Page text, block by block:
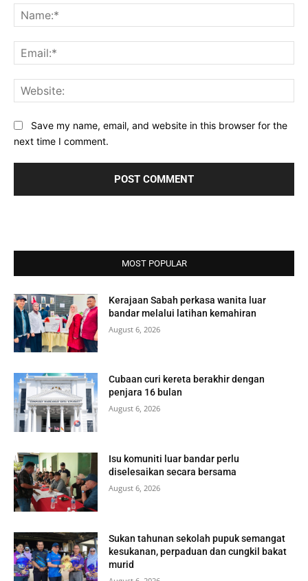
Save my name, email, and website in this browser for the
next time I comment.
MOST POPULAR
Kerajaan Sabah perkasa wanita luar
bandar melalui latihan kemahiran
August 6, 2026
Cubaan curi kereta berakhir dengan
penjara 16 bulan
August 6, 2026
Isu komuniti luar bandar perlu
diselesaikan secara bersama
August 6, 2026
Sukan tahunan sekolah pupuk semangat
kesukanan, perpaduan dan cungkil bakat
murid